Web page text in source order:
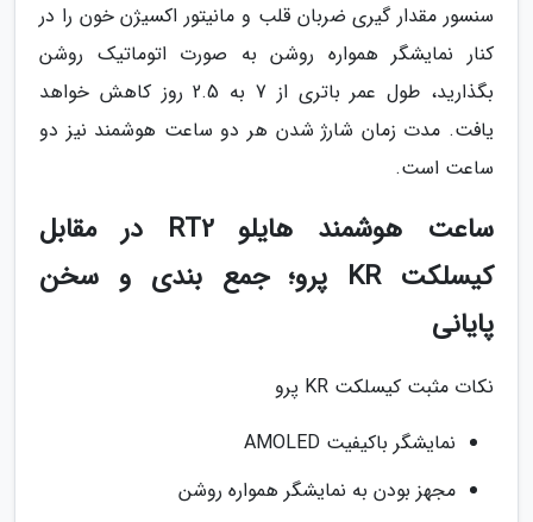
سنسور مقدار گیری ضربان قلب و مانیتور اکسیژن خون را در
کنار نمایشگر همواره روشن به صورت اتوماتیک روشن
بگذارید، طول عمر باتری از 7 به 2.5 روز کاهش خواهد
یافت. مدت زمان شارژ شدن هر دو ساعت هوشمند نیز دو
ساعت است.
ساعت هوشمند هایلو RT2 در مقابل
کیسلکت KR پرو؛ جمع بندی و سخن
پایانی
نکات مثبت کیسلکت KR پرو
نمایشگر باکیفیت AMOLED
مجهز بودن به نمایشگر همواره روشن